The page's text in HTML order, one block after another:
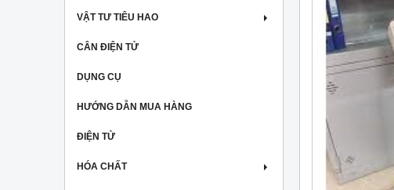
VẬT TƯ TIÊU HAO
CÂN ĐIỆN TỬ
DỤNG CỤ
HƯỚNG DẪN MUA HÀNG
ĐIỆN TỬ
HÓA CHẤT